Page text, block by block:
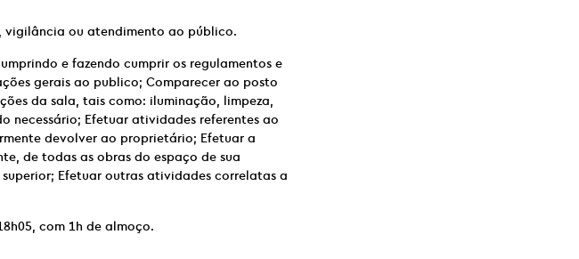
ou atendimento ao público.
e fazendo cumprir os regulamentos e
gerais ao publico; Comparecer ao posto
da sala, tais como: iluminação, limpeza,
necessário; Efetuar atividades referentes ao
devolver ao proprietário; Efetuar a
de todas as obras do espaço de sua
Efetuar outras atividades correlatas a
com 1h de almoço.